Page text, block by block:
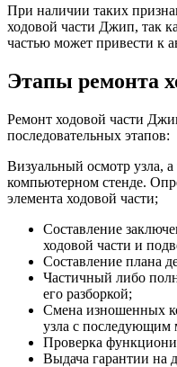
При наличии таких
ходовой части Джип, так
частью может привести к
Этапы ремонта
Ремонт ходовой части
последовательных этапов:
Визуальный осмотр узла,
компьютерном стенде.
элемента ходовой части;
Составление
ходовой части и
Составление плана
Частичный либо
его разборкой;
Смена изношенных
узла с последующим
Проверка
Выдача гарантии на